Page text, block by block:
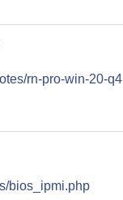
rn-pro-win-20-q4
bios_ipmi.php